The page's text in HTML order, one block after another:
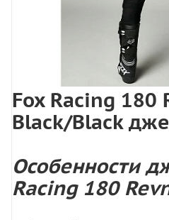
Fox Racing 180
Black/Black
Особенности
Racing 180